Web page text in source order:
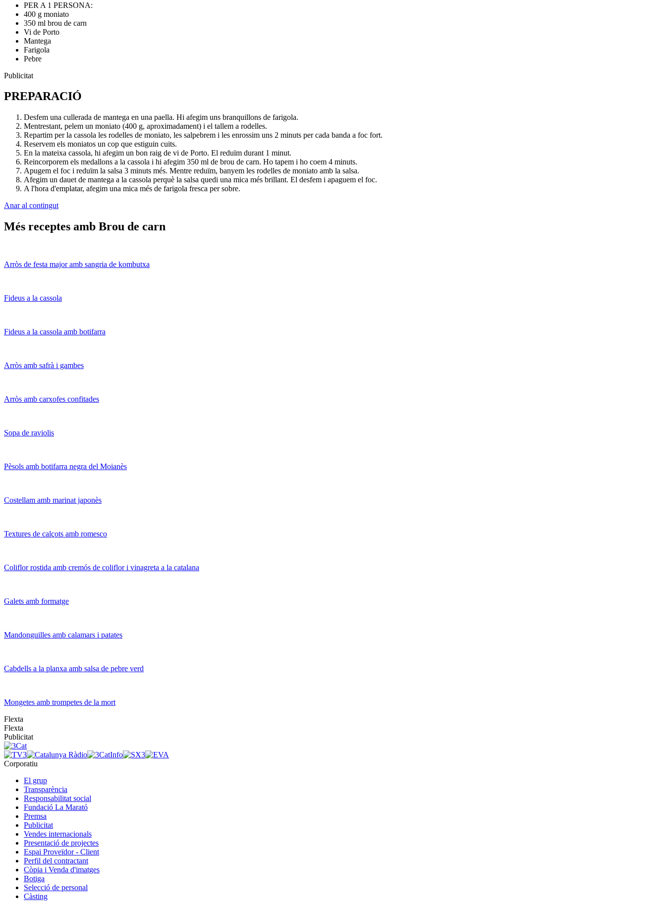
PER A 1 PERSONA:
400 g moniato
350 ml brou de carn
Vi de Porto
Mantega
Farigola
Pebre
Publicitat
PREPARACIÓ
Desfem una cullerada de mantega en una paella. Hi afegim uns branquillons de farigola.
Mentrestant, pelem un moniato (400 g, aproximadament) i el tallem a rodelles.
Repartim per la cassola les rodelles de moniato, les salpebrem i les enrossim uns 2 minuts per cada banda a foc fort.
Reservem els moniatos un cop que estiguin cuits.
En la mateixa cassola, hi afegim un bon raig de vi de Porto. El reduïm durant 1 minut.
Reincorporem els medallons a la cassola i hi afegim 350 ml de brou de carn. Ho tapem i ho coem 4 minuts.
Apugem el foc i reduïm la salsa 3 minuts més. Mentre reduïm, banyem les rodelles de moniato amb la salsa.
Afegim un dauet de mantega a la cassola perquè la salsa quedi una mica més brillant. El desfem i apaguem el foc.
A l'hora d'emplatar, afegim una mica més de farigola fresca per sobre.
Anar al contingut
Més receptes amb Brou de carn
Arròs de festa major amb sangria de kombutxa
Fideus a la cassola
Fideus a la cassola amb botifarra
Arròs amb safrà i gambes
Arròs amb carxofes confitades
Sopa de raviolis
Pèsols amb botifarra negra del Moianès
Costellam amb marinat japonès
Textures de calçots amb romesco
Coliflor rostida amb cremós de coliflor i vinagreta a la catalana
Galets amb formatge
Mandonguilles amb calamars i patates
Cabdells a la planxa amb salsa de pebre verd
Mongetes amb trompetes de la mort
Flexta
Flexta
Publicitat
Corporatiu
El grup
Transparència
Responsabilitat social
Fundació La Marató
Premsa
Publicitat
Vendes internacionals
Presentació de projectes
Espai Proveïdor - Client
Perfil del contractant
Còpia i Venda d'imatges
Botiga
Selecció de personal
Càsting